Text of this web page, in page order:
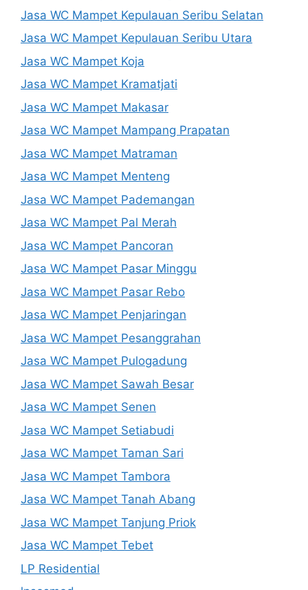
Jasa WC Mampet Kepulauan Seribu Selatan
Jasa WC Mampet Kepulauan Seribu Utara
Jasa WC Mampet Koja
Jasa WC Mampet Kramatjati
Jasa WC Mampet Makasar
Jasa WC Mampet Mampang Prapatan
Jasa WC Mampet Matraman
Jasa WC Mampet Menteng
Jasa WC Mampet Pademangan
Jasa WC Mampet Pal Merah
Jasa WC Mampet Pancoran
Jasa WC Mampet Pasar Minggu
Jasa WC Mampet Pasar Rebo
Jasa WC Mampet Penjaringan
Jasa WC Mampet Pesanggrahan
Jasa WC Mampet Pulogadung
Jasa WC Mampet Sawah Besar
Jasa WC Mampet Senen
Jasa WC Mampet Setiabudi
Jasa WC Mampet Taman Sari
Jasa WC Mampet Tambora
Jasa WC Mampet Tanah Abang
Jasa WC Mampet Tanjung Priok
Jasa WC Mampet Tebet
LP Residential